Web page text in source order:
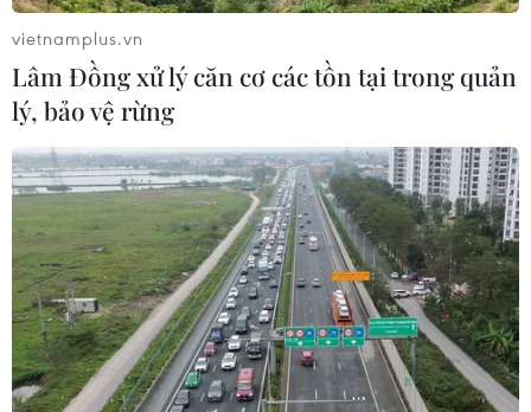
vietnamplus.vn
Lâm Đồng xử lý căn cơ các tồn tại trong quản
lý, bảo vệ rừng